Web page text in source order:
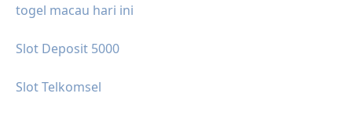
togel macau hari ini
Slot Deposit 5000
Slot Telkomsel